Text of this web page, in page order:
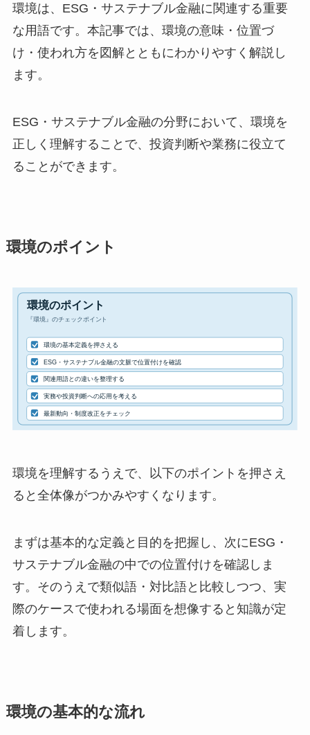
環境は、ESG・サステナブル金融に関連する重要
な用語です。本記事では、環境の意味・位置づ
け・使われ方を図解とともにわかりやすく解説し
ます。
ESG・サステナブル金融の分野において、環境を
正しく理解することで、投資判断や業務に役立て
ることができます。
環境のポイント
環境を理解するうえで、以下のポイントを押さえ
ると全体像がつかみやすくなります。
まずは基本的な定義と目的を把握し、次にESG・
サステナブル金融の中での位置付けを確認しま
す。そのうえで類似語・対比語と比較しつつ、実
際のケースで使われる場面を想像すると知識が定
着します。
環境の基本的な流れ